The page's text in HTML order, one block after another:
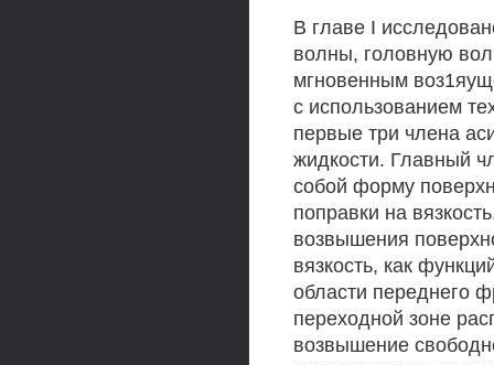
В главе I
волны, головную
мгновенным
с использованием
первые три члена
жидкости. Главный
собой форму
поправки на
возвышения
вязкость, как
области переднего
переходной зоне
возвышение